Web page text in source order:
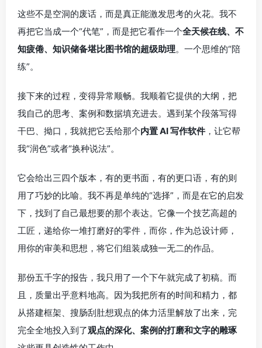
这些不是空洞的废话，而是真正能激发思考的火花。我不
再把它当成一个“代笔”，而是把它看作一个全天候在线、不
知疲倦、知识储备堪比图书馆的超级助理。一个思维的“陪
练”。
接下来的过程，变得异常顺畅。我顺着它提供的大纲，把
我自己的思考、案例和数据填充进去。遇到某个段落写得
干巴、拗口，我就把它丢给那个内置 AI 写作软件，让它帮
我“润色”或者“换种说法”。
它会给出三四个版本，有的更书面，有的更口语，有的则
用了巧妙的比喻。我不再是单纯的“选择”，而是在它的启发
下，找到了自己最想要的那个表达。它像一个技艺高超的
工匠，递给你一堆打磨好的零件，而你，作为总设计师，
用你的审美和思想，将它们组装成独一无二的作品。
那份五千字的报告，我只用了一个下午就完成了初稿。而
且，质量出乎意料地高。因为我把所有的时间和精力，都
从搭建框架、搜肠刮肚想观点的体力活里解放了出来，完
完全全地投入到了观点的深化、案例的打磨和文字的雕琢